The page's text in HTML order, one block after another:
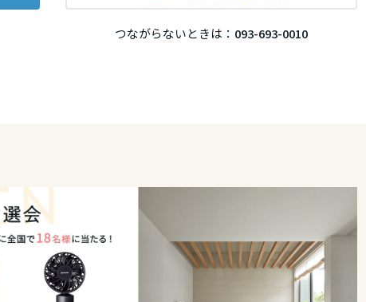
つながらないときは： 093-693-0010